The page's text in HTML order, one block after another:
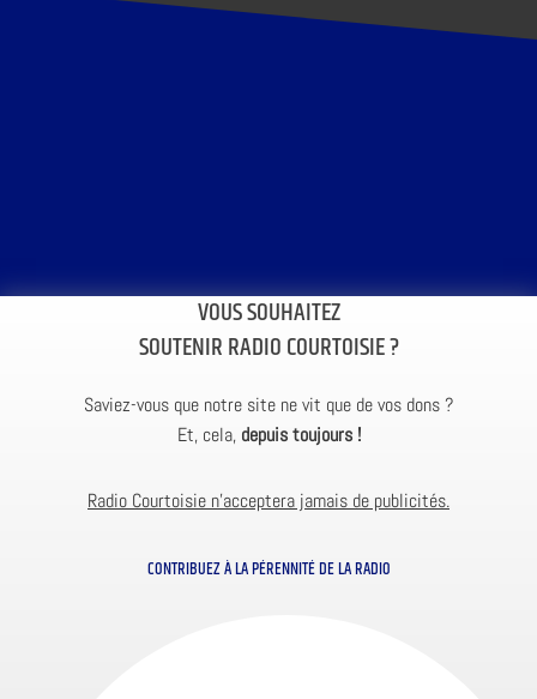
VOUS SOUHAITEZ
SOUTENIR RADIO COURTOISIE ?
Saviez-vous que notre site ne vit que de vos dons ?
Et, cela, depuis toujours !
Radio Courtoisie n’acceptera jamais de publicités.
CONTRIBUEZ À LA PÉRENNITÉ DE LA RADIO